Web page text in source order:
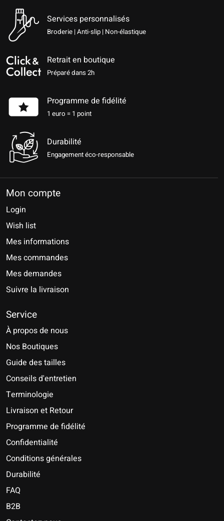
Services personnalisés
Broderie | Anti-slip | Non-élastique
Retrait en boutique
Préparé dans 2h
Programme de fidélité
1 euro = 1 point
Durabilité
Engagement éco-responsable
Mon compte
Login
Wish list
Mes informations
Mes commandes
Mes demandes
Suivre la livraison
Service
À propos de nous
Nos Boutiques
Guide des tailles
Conseils d'entretien
Terminologie
Livraison et Retour
Programme de fidélité
Confidentialité
Conditions générales
Durabilité
FAQ
B2B